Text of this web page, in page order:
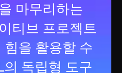
마무리하는
티브 프로젝트
힘을 활용할 수
독립형 도구